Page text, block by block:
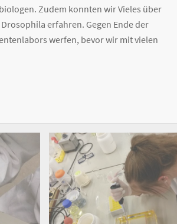
Zudem konnten wir Vieles über
erfahren. Gegen Ende der
werfen, bevor wir mit vielen